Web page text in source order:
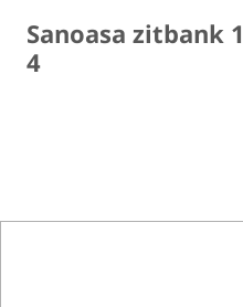
Sanoasa zitbank
4